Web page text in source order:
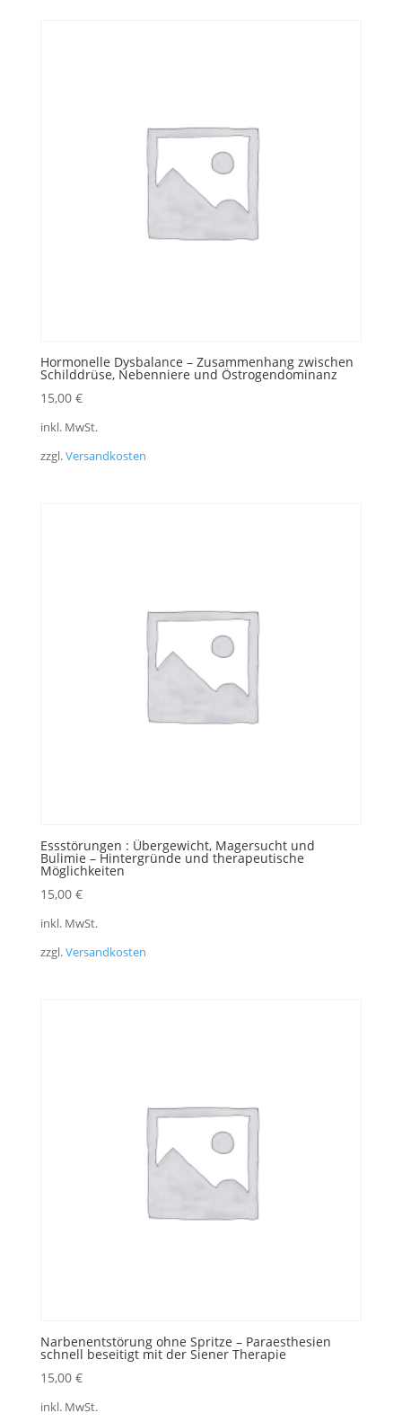
Hormonelle Dysbalance – Zusammenhang zwischen
Schilddrüse, Nebenniere und Östrogendominanz
15,00 €
inkl. MwSt.
zzgl.Versandkosten
Essstörungen : Übergewicht, Magersucht und
Bulimie – Hintergründe und therapeutische
Möglichkeiten
15,00 €
inkl. MwSt.
zzgl.Versandkosten
Narbenentstörung ohne Spritze – Paraesthesien
schnell beseitigt mit der Siener Therapie
15,00 €
inkl. MwSt.